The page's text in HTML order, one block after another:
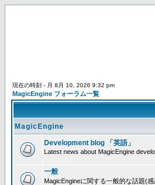
現在の時刻 - 月 8月 10, 2026 9:32 pm
MagicEngine フォーラム一覧
MagicEngine
Development blog 「英語」
Latest news about MagicEngine
一般
MagicEngineに関する一般的な話題(